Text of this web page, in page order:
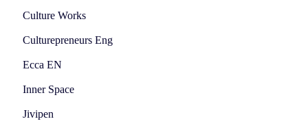
Culture Works
Culturepreneurs Eng
Ecca EN
Inner Space
Jivipen